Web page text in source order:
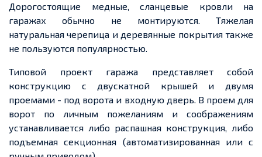
Дорогостоящие медные, сланцевые кровли на
гаражах обычно не монтируются. Тяжелая
натуральная черепица и деревянные покрытия также
не пользуются популярностью.
Типовой проект гаража представляет собой
конструкцию с двускатной крышей и двумя
проемами - под ворота и входную дверь. В проем для
ворот по личным пожеланиям и соображениям
устанавливается либо распашная конструкция, либо
подъемная секционная (автоматизированная или с